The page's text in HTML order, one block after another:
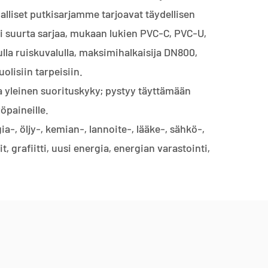
putkisarjamme tarjoavat täydellisen
sarjaa, mukaan lukien PVC-C, PVC-U,
ruiskuvalulla, maksimihalkaisija DN800,
tarpeisiin.
yleinen suorituskyky; pystyy täyttämään
, öljy-, kemian-, lannoite-, lääke-, sähkö-,
grafiitti, uusi energia, energian varastointi,